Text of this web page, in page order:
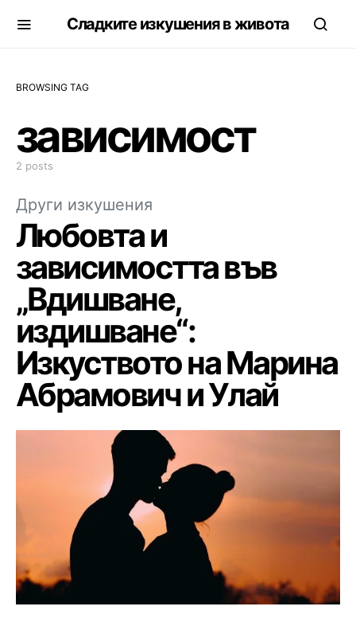
Сладките изкушения в живота
BROWSING TAG
зависимост
2 posts
Други изкушения
Любовта и
зависимостта във
„Вдишване,
издишване“:
Изкуството на Марина
Абрамович и Улай